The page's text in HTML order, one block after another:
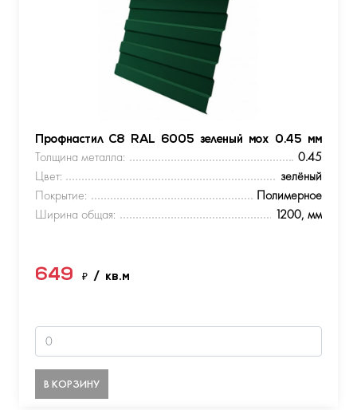
Профнастил С8 RAL 6005 зеленый мох 0.45 мм
Толщина металла:
0.45
Цвет:
зелёный
Покрытие:
Полимерное
Ширина общая:
1200, мм
649 ₽ / кв.м
В КОРЗИНУ